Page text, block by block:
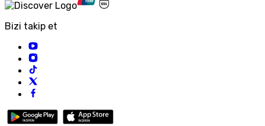
Bizi takip et